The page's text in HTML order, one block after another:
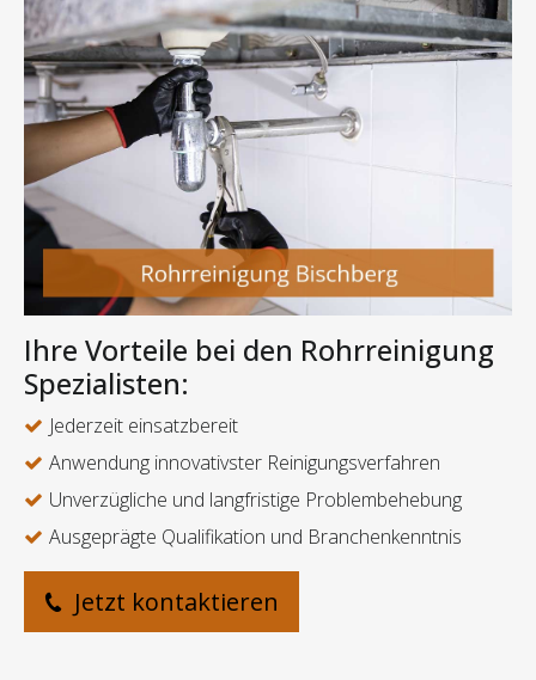
Ihre Vorteile bei den Rohrreinigung
Spezialisten:
Jederzeit einsatzbereit
Anwendung innovativster Reinigungsverfahren
Unverzügliche und langfristige Problembehebung
Ausgeprägte Qualifikation und Branchenkenntnis
Jetzt kontaktieren